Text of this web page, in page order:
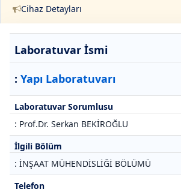
Cihaz Detayları
Laboratuvar İsmi
: Yapı Laboratuvarı
Laboratuvar Sorumlusu
: Prof.Dr. Serkan BEKİROĞLU
İlgili Bölüm
: İNŞAAT MÜHENDİSLİĞİ BÖLÜMÜ
Telefon